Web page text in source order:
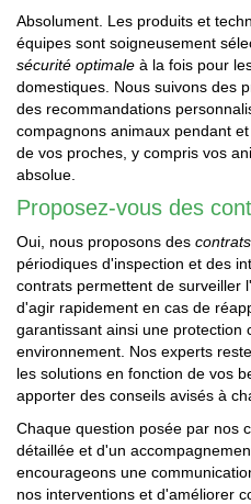
Absolument. Les produits et
équipes sont soigneusement
sécurité optimale à la fois pour
domestiques. Nous suivons des
des recommandations
compagnons animaux pendant
de vos proches, y compris vos
absolue.
Proposez-vous des
Oui, nous proposons des
périodiques d'inspection et des
contrats permettent de surveiller
d'agir rapidement en cas de
garantissant ainsi une protection
environnement. Nos experts
les solutions en fonction de vos
apporter des conseils avisés à
Chaque question posée par nos
détaillée et d'un
encourageons une
nos interventions et d'améliorer